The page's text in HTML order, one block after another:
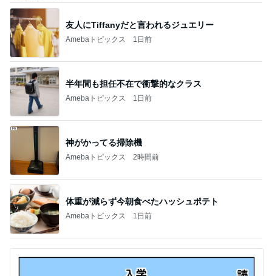
友人にTiffanyだと言われるジュエリー
Amebaトピックス 1日前
半年間も担任不在で衝撃的なクラス
Amebaトピックス 1日前
神がかってる掃除機
Amebaトピックス 2時間前
体重が減らず今朝食べたハッシュポテト
Amebaトピックス 1日前